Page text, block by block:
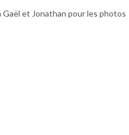
Gaël et Jonathan pour les photos